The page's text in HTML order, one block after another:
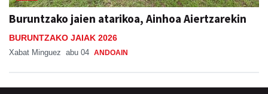
Buruntzako jaien atarikoa, Ainhoa Aiertzarekin
BURUNTZAKO JAIAK 2026
Xabat Minguez abu 04 ANDOAIN